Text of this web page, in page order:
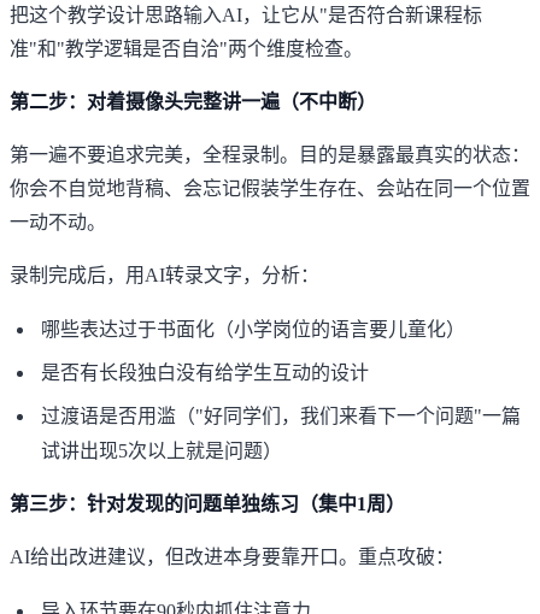
把这个教学设计思路输入AI，让它从"是否符合新课程标
准"和"教学逻辑是否自洽"两个维度检查。
第二步：对着摄像头完整讲一遍（不中断）
第一遍不要追求完美，全程录制。目的是暴露最真实的状态：
你会不自觉地背稿、会忘记假装学生存在、会站在同一个位置
一动不动。
录制完成后，用AI转录文字，分析：
哪些表达过于书面化（小学岗位的语言要儿童化）
是否有长段独白没有给学生互动的设计
过渡语是否用滥（"好同学们，我们来看下一个问题"一篇
试讲出现5次以上就是问题）
第三步：针对发现的问题单独练习（集中1周）
AI给出改进建议，但改进本身要靠开口。重点攻破：